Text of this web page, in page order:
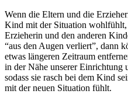
Wenn die Eltern und die
Kind mit der Situation wohlfühlt,
Erzieherin und den anderen
“aus den Augen verliert”, dann
etwas längeren Zeitraum
in der Nähe unserer Einrichtung
sodass sie rasch bei dem Kind
mit der neuen Situation fühlt.